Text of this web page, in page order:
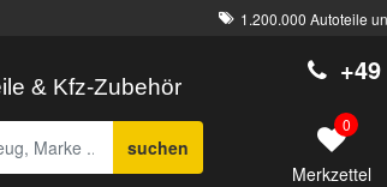
1.200.000 Autoteile
& Kfz-Zubehör
suchen
0
Merkzettel